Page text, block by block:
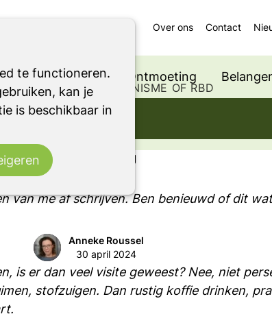
te functioneren.
kan je
is beschikbaar in
Ondersteuning Ontmoeting
Over ons Contact
ANDER PARKINSONISME OF RBD
Blog: Verjaardag
van me af schrijven. Ben benieuwd of dit
Anneke Roussel
30 april 2024
is er dan veel visite geweest? Nee, niet
stofzuigen. Dan rustig koffie drinken,